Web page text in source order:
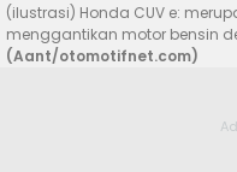
(ilustrasi) Honda CUV e:
menggantikan motor bensin
(Aant/otomotifnet.com)